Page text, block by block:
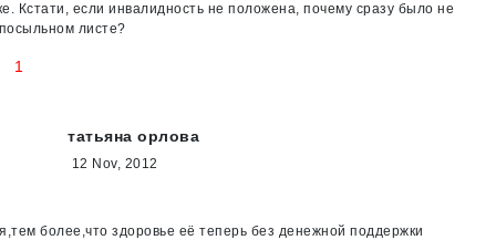
Кстати, если инвалидность не положена, почему сразу было не
листе?
1
татьяна орлова
12 Nov, 2012
более,что здоровье её теперь без денежной поддержки